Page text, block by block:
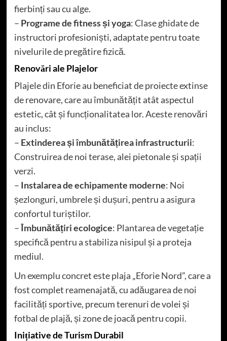
fierbinți sau cu alge.
– Programe de fitness și yoga: Clase ghidate de
instructori profesioniști, adaptate pentru toate
nivelurile de pregătire fizică.
Renovări ale Plajelor
Plajele din Eforie au beneficiat de proiecte extinse
de renovare, care au îmbunătățit atât aspectul
estetic, cât și funcționalitatea lor. Aceste renovări
au inclus:
– Extinderea și îmbunătățirea infrastructurii:
Construirea de noi terase, alei pietonale și spații
verzi.
– Instalarea de echipamente moderne: Noi
șezlonguri, umbrele și dușuri, pentru a asigura
confortul turiștilor.
–Îmbunătățiri ecologice: Plantarea de vegetație
specifică pentru a stabiliza nisipul și a proteja
mediul.
Un exemplu concret este plaja „Eforie Nord”, care a
fost complet reamenajată, cu adăugarea de noi
facilități sportive, precum terenuri de volei și
fotbal de plajă, și zone de joacă pentru copii.
Inițiative de Turism Durabil